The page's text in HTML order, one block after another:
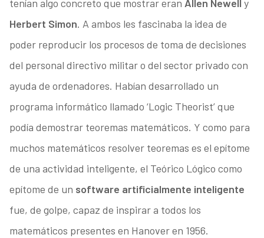
tenían algo concreto que mostrar eran Allen Newell y
Herbert Simon. A ambos les fascinaba la idea de
poder reproducir los procesos de toma de decisiones
del personal directivo militar o del sector privado con
ayuda de ordenadores. Habían desarrollado un
programa informático llamado ‘Logic Theorist’ que
podía demostrar teoremas matemáticos. Y como para
muchos matemáticos resolver teoremas es el epítome
de una actividad inteligente, el Teórico Lógico como
epítome de un software artificialmente inteligente
fue, de golpe, capaz de inspirar a todos los
matemáticos presentes en Hanover en 1956.